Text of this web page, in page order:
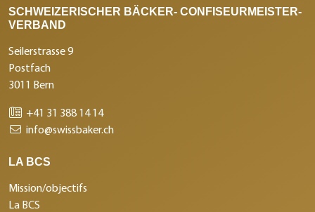
SCHWEIZERISCHER BÄCKER- CONFISEURMEISTER-
VERBAND
Seilerstrasse 9
Postfach
3011 Bern
+41 31 388 14 14
info@swissbaker.ch
LA BCS
Mission/objectifs
La BCS